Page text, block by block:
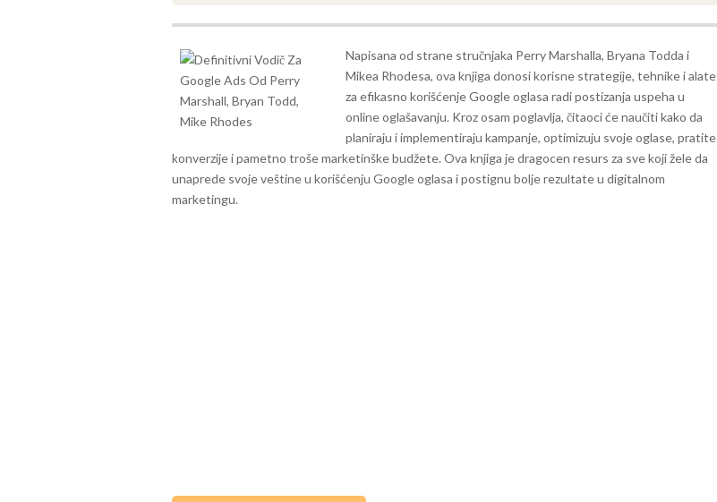
Napisana od strane stručnjaka Perry Marshalla, Bryana Todda i
Mikea Rhodesa, ova knjiga donosi korisne strategije, tehnike i alate
za efikasno korišćenje Google oglasa radi postizanja uspeha u
online oglašavanju. Kroz osam poglavlja, čitaoci će naučiti kako da
planiraju i implementiraju kampanje, optimizuju svoje oglase, pratite
konverzije i pametno troše marketinške budžete. Ova knjiga je dragocen resurs za sve koji žele da
unaprede svoje veštine u korišćenju Google oglasa i postignu bolje rezultate u digitalnom
marketingu.